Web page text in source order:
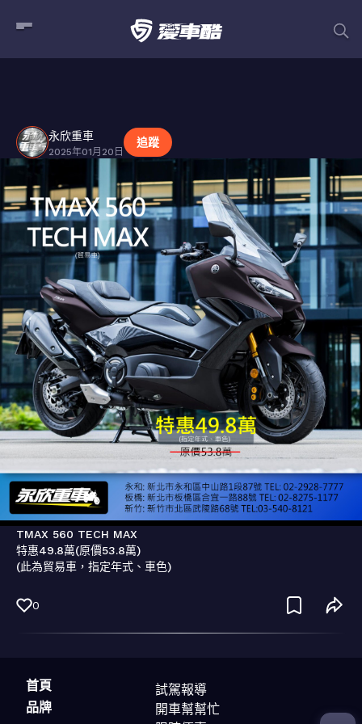
貼文
永欣重車
2025年01月20日
追蹤
TMAX 560 TECH MAX
特惠49.8萬(原價53.8萬)
(此為貿易車，指定年式、車色)
0
首頁
品牌
試駕報導
開車幫幫忙